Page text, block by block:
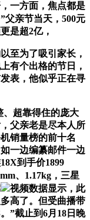
一方面，焦点都是
父亲节当天，500元
是超2亿，
至为了吸引家长，
有个出格的节日，
表，他似乎正在寻
超靠得住的庞大
父亲老是尽本人所
销量榜的前十名
一边编纂邮件一边
到手价1899
、1.17kg，三星
视频数据显示，此
高了。但受曲播带
”截止到6月18日晚